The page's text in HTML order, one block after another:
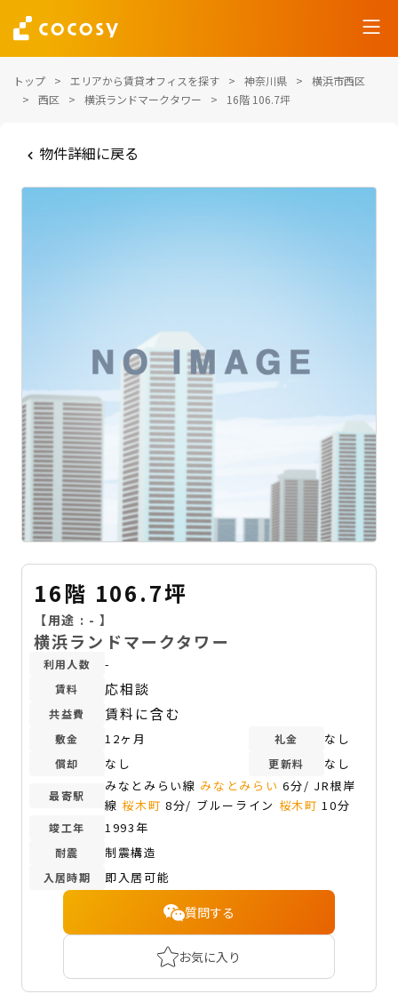
トップ エリアから賃貸オフィスを探す 神奈川県
横浜市西区
西区
横浜ランドマークタワー 16階 106.7坪
物件詳細に戻る
16階 106.7坪
【用途 : - 】
横浜ランドマークタワー
利用人数 -
賃料 応相談
共益費 賃料に含む
敷金 12ヶ月 礼金 なし
償却 なし 更新料 なし
最寄駅
みなとみらい線 みなとみらい 6分/ JR根岸
線 桜木町 8分/ ブルーライン 桜木町 10分
竣工年 1993年
耐震 制震構造
入居時期 即入居可能
質問する
お気に入り